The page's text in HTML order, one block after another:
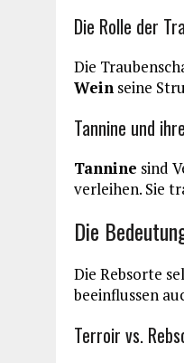
Die Rolle der
Die
Wein seine
Tannine und
Tannine sind
verleihen. Sie
Die
Die Rebsorte
beeinflussen
Terroir vs.